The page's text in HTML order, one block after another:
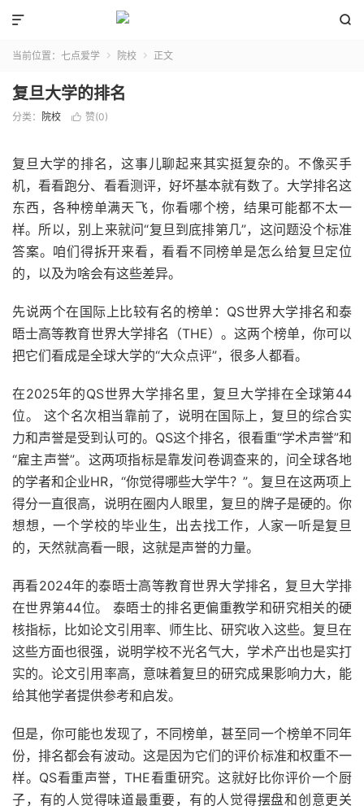


当前位置： 七点爱学  院校  正文
复旦大学的排名
分类： 院校  赞(0)
复旦大学的排名，这事儿聊起来其实挺复杂的。不像买手
机，看看跑分、看看测评，好坏基本就有数了。大学排名这
东西，各种榜单满天飞，你看哪个榜，结果可能都不太一
样。所以，别上来就问“复旦到底排第几”，这问题没个标准
答案。咱们得拆开来看，看看不同榜单是怎么给复旦定位
的，以及为啥会有这些差异。
先说两个在国际上比较有名的榜单：QS世界大学排名和泰
晤士高等教育世界大学排名（THE）。这两个榜单，你可以
把它们看成是全球大学的“大众点评”，很多人都看。
在2025年的QS世界大学排名里，复旦大学排在全球第44
位。 这个名次相当靠前了，说明在国际上，复旦的综合实
力和声誉是受到认可的。QS这个排名，很看重“学术声誉”和
“雇主声誉”。这两项指标是靠发问卷调查来的，问全球各地
的学者和企业HR，“你觉得哪些大学牛？”。复旦在这两项上
得分一直很高，说明在圈内人眼里，复旦的牌子是硬的。你
想想，一个学校的毕业生，出去找工作，人家一听是复旦
的，天然就高看一眼，这就是声誉的力量。
再看2024年的泰晤士高等教育世界大学排名，复旦大学排
在世界第44位。 泰晤士的排名更偏重教学和研究相关的硬
核指标，比如论文引用率、师生比、研究收入这些。复旦在
这些方面也很强，说明学校不光名气大，学术产出也是实打
实的。论文引用率高，意味着复旦的研究成果影响力大，能
给其他学者提供参考和启发。
但是，你可能也发现了，不同榜单，甚至同一个榜单不同年
份，排名都会有波动。这是因为它们的评价标准和权重不一
样。QS看重声誉，THE看重研究。这就好比你评价一个厨
子，有的人觉得味道最重要，有的人觉得摆盘和创意更关